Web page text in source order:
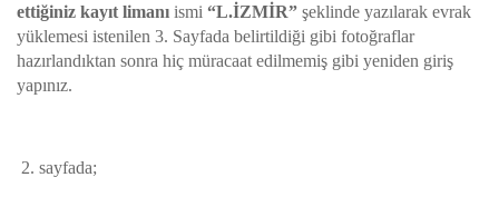
ettiğiniz kayıt limanı ismi “L.İZMİR” şeklinde yazılarak evrak
yüklemesi istenilen 3. Sayfada belirtildiği gibi fotoğraflar
hazırlandıktan sonra hiç müracaat edilmemiş gibi yeniden giriş
yapınız.
2. sayfada;